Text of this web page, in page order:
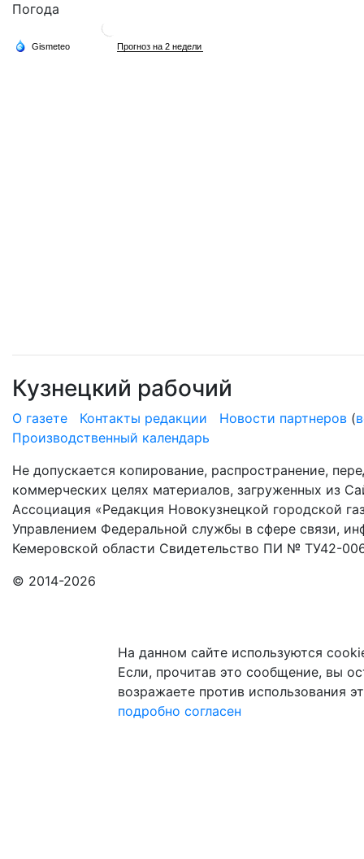
Погода
Кузнецкий рабочий
О газете Контакты редакции Новости партнеров (
Производственный календарь
Не допускается копирование, распространение,
коммерческих целях материалов, загруженных из
Ассоциация «Редакция Новокузнецкой городской
Управлением Федеральной службы в сфере связи,
Кемеровской области Свидетельство ПИ № ТУ42-
© 2014-2026
На данном сайте используются
Если, прочитав это сообщение, вы
возражаете против использования
подробно согласен